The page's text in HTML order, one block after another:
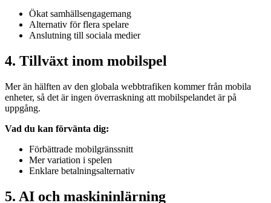
Ökat samhällsengagemang
Alternativ för flera spelare
Anslutning till sociala medier
4. Tillväxt inom mobilspel
Mer än hälften av den globala webbtrafiken kommer från mobila
enheter, så det är ingen överraskning att mobilspelandet är på
uppgång.
Vad du kan förvänta dig:
Förbättrade mobilgränssnitt
Mer variation i spelen
Enklare betalningsalternativ
5. AI och maskininlärning